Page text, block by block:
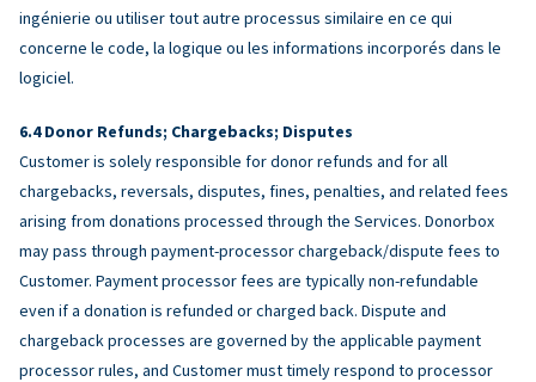
ingénierie ou utiliser tout autre processus similaire en ce qui
concerne le code, la logique ou les informations incorporés dans le
logiciel.
Donor Refunds; Chargebacks; Disputes
Customer is solely responsible for donor refunds and for all
chargebacks, reversals, disputes, fines, penalties, and related fees
arising from donations processed through the Services. Donorbox
may pass through payment-processor chargeback/dispute fees to
Customer. Payment processor fees are typically non-refundable
even if a donation is refunded or charged back. Dispute and
chargeback processes are governed by the applicable payment
processor rules, and Customer must timely respond to processor